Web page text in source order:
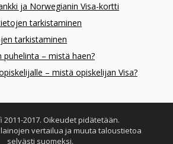
ja Norwegianin Visa-kortti
tarkistaminen
tarkistaminen
puhelinta – mistä haen?
– mistä opiskelijan Visa?
2017. Oikeudet pidätetään.
vertailua ja muuta taloustietoa
selvästi suomeksi.